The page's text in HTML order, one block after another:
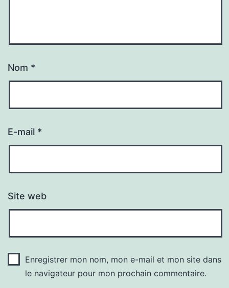
Nom *
E-mail *
Site web
Enregistrer mon nom, mon e-mail et mon site dans
le navigateur pour mon prochain commentaire.